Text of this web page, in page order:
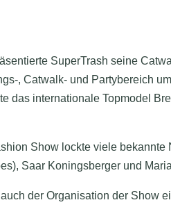
SuperTrash seine
, Catwalk- und Partybereich
das internationale Topmodel
Show lockte viele
Saar Koningsberger und
der Organisation der